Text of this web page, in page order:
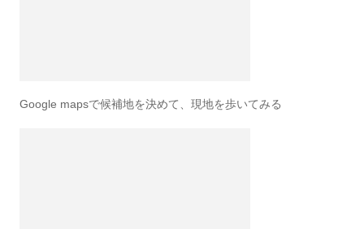
Google mapsで候補地を決めて、現地を歩いてみる